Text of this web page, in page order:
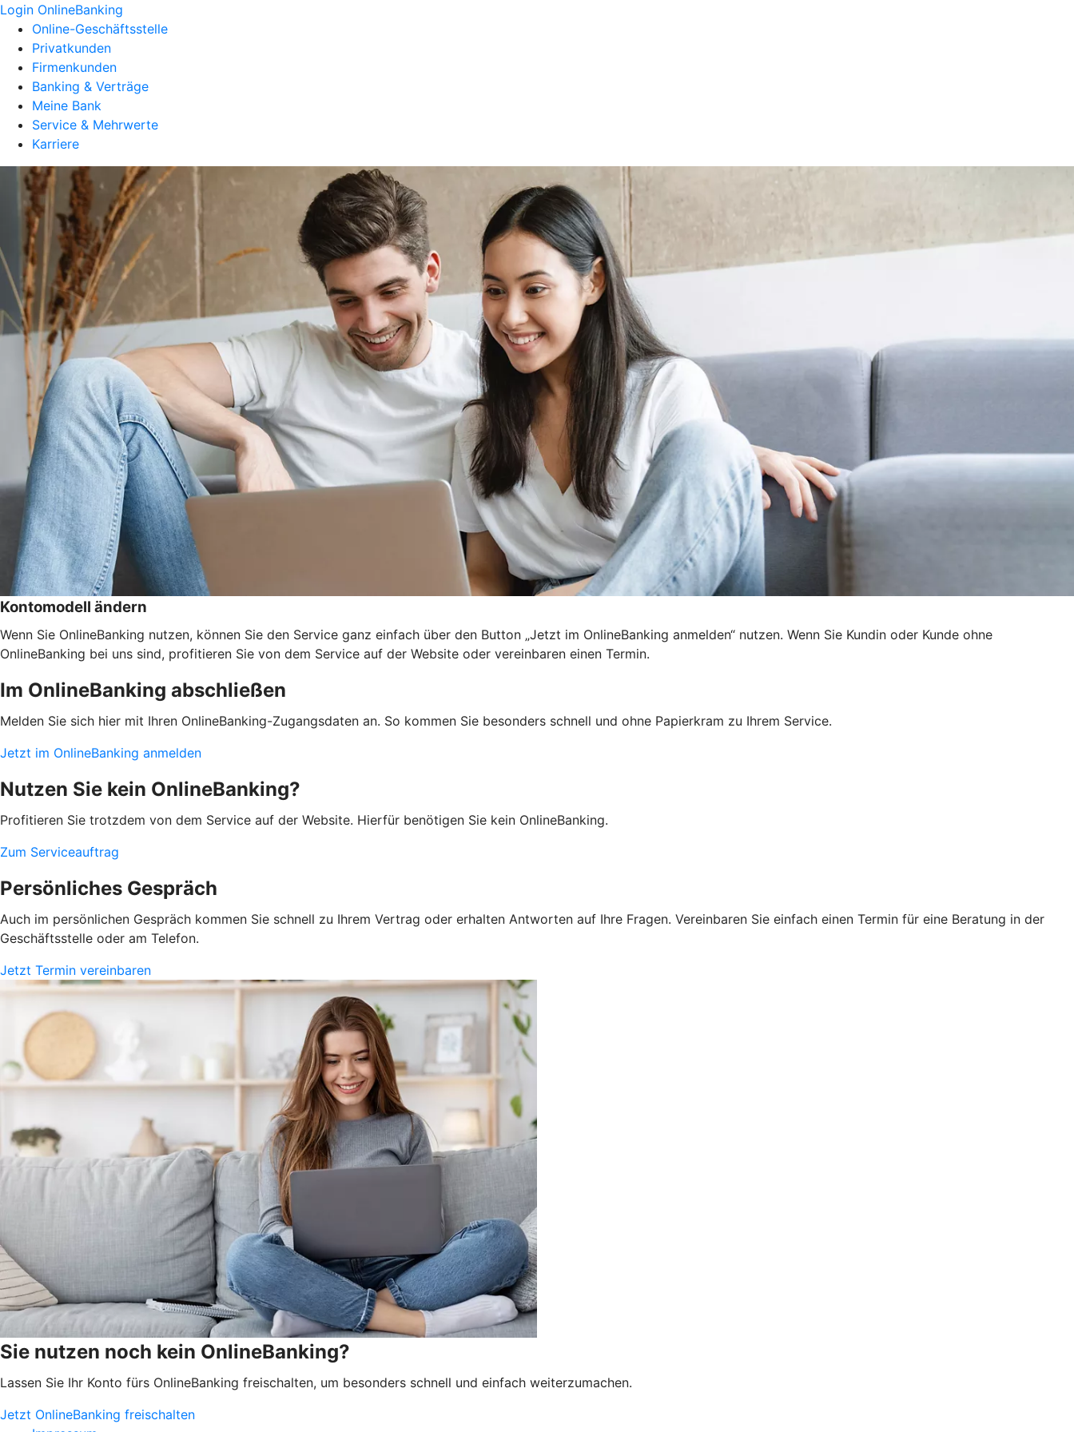
Login OnlineBanking
Online-Geschäftsstelle
Privatkunden
Firmenkunden
Banking & Verträge
Meine Bank
Service & Mehrwerte
Karriere
Kontomodell ändern
Wenn Sie OnlineBanking nutzen, können Sie den Service ganz einfach über den Button „Jetzt im OnlineBanking anmelden“ nutzen. Wenn Sie Kundin oder Kunde ohne
OnlineBanking bei uns sind, profitieren Sie von dem Service auf der Website oder vereinbaren einen Termin.
Im OnlineBanking abschließen
Melden Sie sich hier mit Ihren OnlineBanking-Zugangsdaten an. So kommen Sie besonders schnell und ohne Papierkram zu Ihrem Service.
Jetzt im OnlineBanking anmelden
Nutzen Sie kein OnlineBanking?
Profitieren Sie trotzdem von dem Service auf der Website. Hierfür benötigen Sie kein OnlineBanking.
Zum Serviceauftrag
Persönliches Gespräch
Auch im persönlichen Gespräch kommen Sie schnell zu Ihrem Vertrag oder erhalten Antworten auf Ihre Fragen. Vereinbaren Sie einfach einen Termin für eine Beratung in der
Geschäftsstelle oder am Telefon.
Jetzt Termin vereinbaren
Sie nutzen noch kein OnlineBanking?
Lassen Sie Ihr Konto fürs OnlineBanking freischalten, um besonders schnell und einfach weiterzumachen.
Jetzt OnlineBanking freischalten